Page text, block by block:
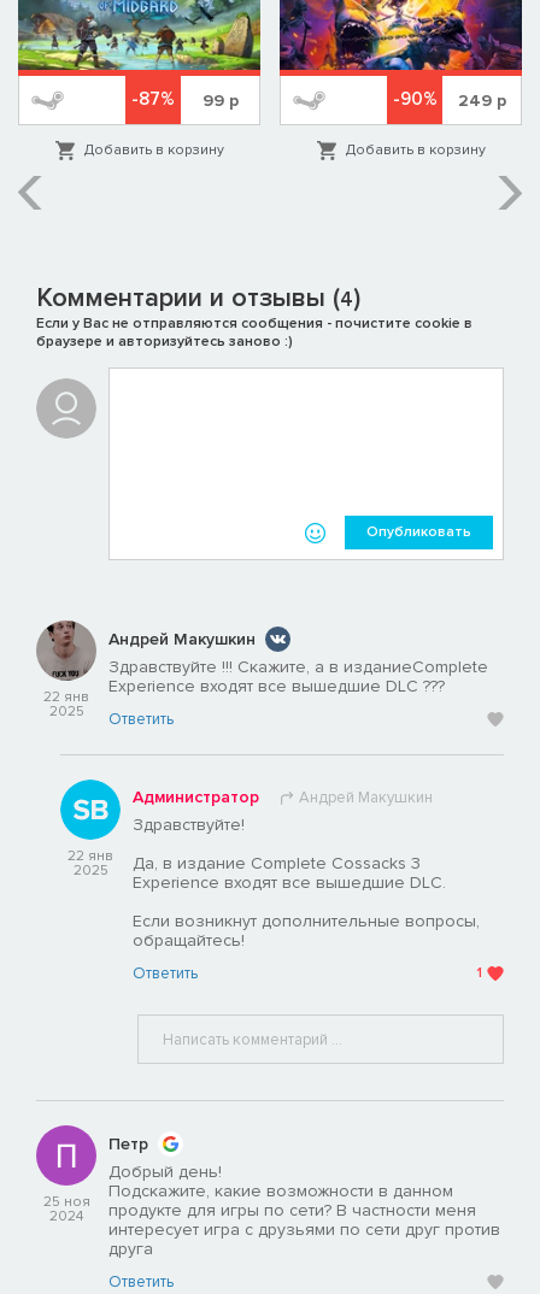
-87% 99р
Добавить в корзину
-90% 249р
Добавить в корзину
Комментарии и отзывы (4)
Если у Вас не отправляются сообщения - почистите cookie в
браузере и авторизуйтесь заново :)
Опубликовать
22 янв
2025
Андрей Макушкин
Здравствуйте !!! Скажите, а в изданиеComplete
Experience входят все вышедшие DLC ???
Ответить
22 янв
2025
Администратор Андрей Макушкин
Здравствуйте!
Да, в издание Complete Cossacks 3
Experience входят все вышедшие DLC.
Если возникнут дополнительные вопросы,
обращайтесь!
Ответить 1
25 ноя
2024
Петр
Добрый день!
Подскажите, какие возможности в данном
продукте для игры по сети? В частности меня
интересует игра с друзьями по сети друг против
друга
Ответить